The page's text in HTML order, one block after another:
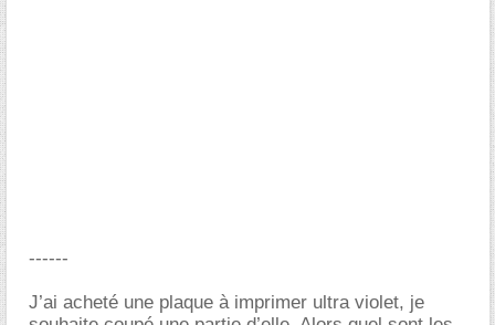
------
J’ai acheté une plaque à imprimer ultra violet, je